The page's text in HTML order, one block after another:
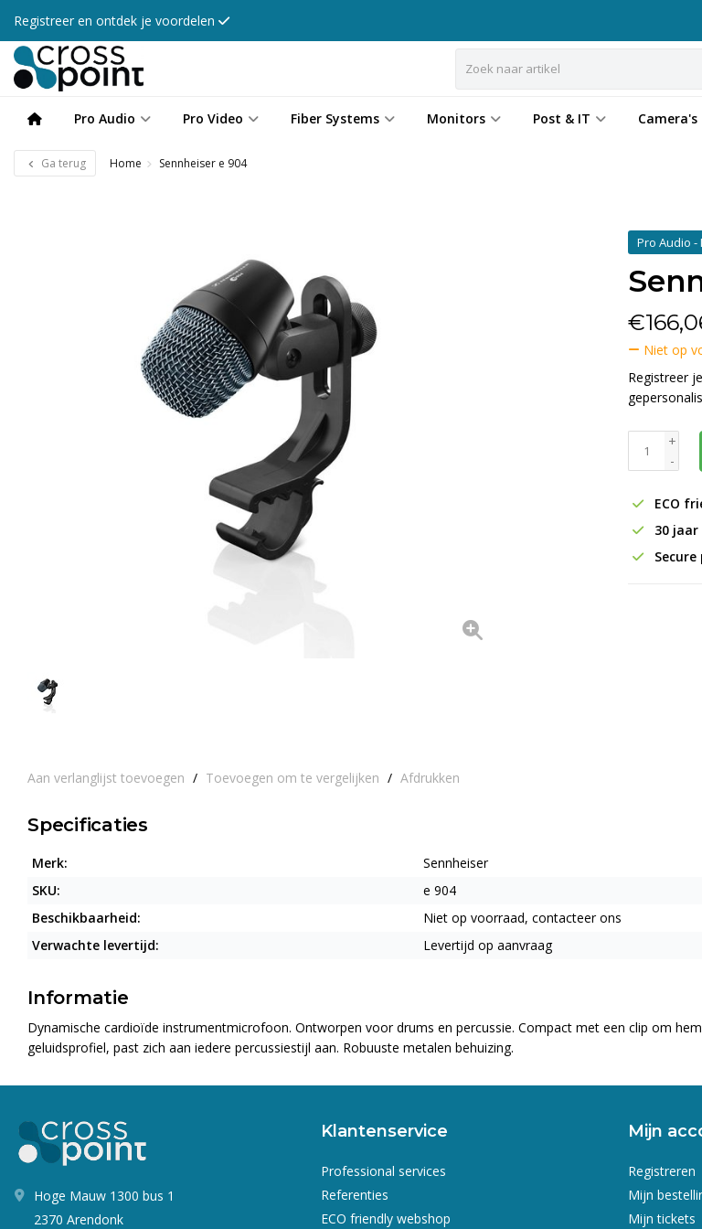
Registreer en ontdek je voordelen
Pro Audio Pro Video Fiber Systems Monitors Post & IT Camera's
Ga terug Home Sennheiser e 904
Aan verlanglijst toevoegen / Toevoegen om te vergelijken / Afdrukken
Pro Audio
€
Niet op
Registreer
+
-
ECO
30
Specificaties
Merk:
Sennheiser
SKU:
e 904
Beschikbaarheid:
Niet op voorraad, contacteer ons
Verwachte levertijd:
Levertijd op aanvraag
Informatie
Dynamische cardioïde instrumentmicrofoon. Ontworpen voor drums en percussie. Compact met een clip om
geluidsprofiel, past zich aan iedere percussiestijl aan. Robuuste metalen behuizing.
Hoge Mauw 1300 bus 1
2370 Arendonk
Klantenservice
Professional services
Referenties
ECO friendly webshop
Mijn
Registreren
Mijn
Mijn tickets